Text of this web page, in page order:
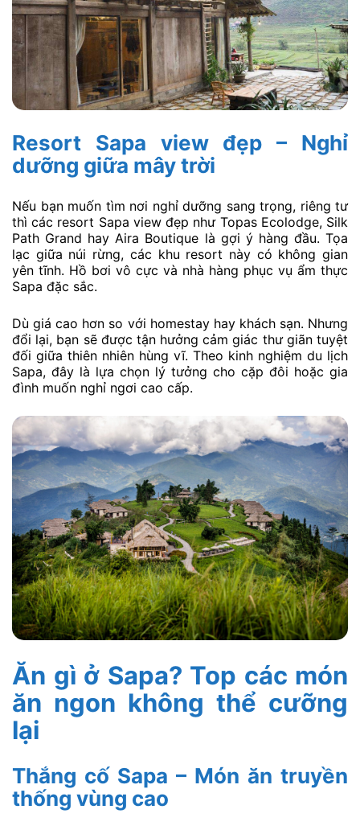
Resort Sapa view đẹp – Nghỉ
dưỡng giữa mây trời
Nếu bạn muốn tìm nơi nghỉ dưỡng sang trọng, riêng tư
thì các resort Sapa view đẹp như Topas Ecolodge, Silk
Path Grand hay Aira Boutique là gợi ý hàng đầu. Tọa
lạc giữa núi rừng, các khu resort này có không gian
yên tĩnh. Hồ bơi vô cực và nhà hàng phục vụ ẩm thực
Sapa đặc sắc.
Dù giá cao hơn so với homestay hay khách sạn. Nhưng
đổi lại, bạn sẽ được tận hưởng cảm giác thư giãn tuyệt
đối giữa thiên nhiên hùng vĩ. Theo kinh nghiệm du lịch
Sapa, đây là lựa chọn lý tưởng cho cặp đôi hoặc gia
đình muốn nghỉ ngơi cao cấp.
Ăn gì ở Sapa? Top các món
ăn ngon không thể cưỡng
lại
Thắng cố Sapa – Món ăn truyền
thống vùng cao